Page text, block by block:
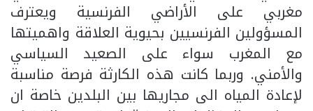
مغربي على الأراضي الفرنسية ويعترف
المسؤولين الفرنسيين بحيوية العلاقة واهميتها
مع المغرب سواء على الصعيد السياسي
والأمني. وربما كانت هذه الكارثة فرصة مناسبة
لإعادة المياه الى مجاريها بين البلدين خاصة ان